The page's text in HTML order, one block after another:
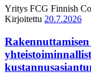
Yritys FCG Finnish
Kirjoitettu 20.7.2026